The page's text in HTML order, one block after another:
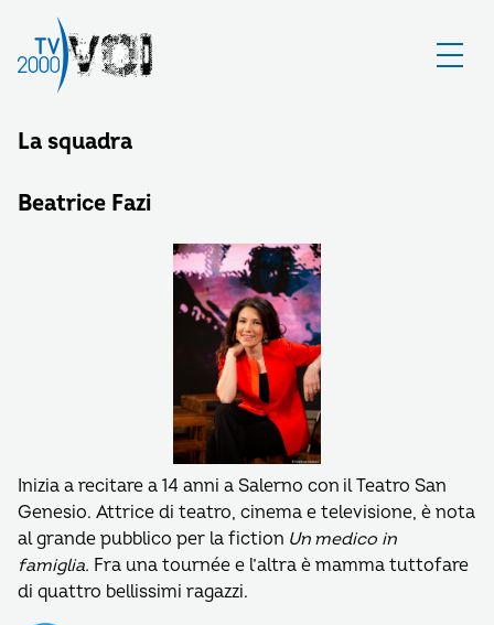
La squadra
Beatrice Fazi
Inizia a recitare a 14 anni a Sa­lerno con il Teatro San
Genesio. Attrice di teatro, cine­ma e televisione, è nota
al grande pubblico per la fiction Un medico in
famiglia. Fra una tournée e l’altra è mamma tuttofare
di quattro bellissimi ragazzi.